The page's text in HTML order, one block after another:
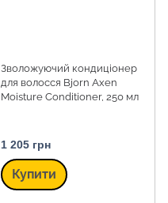
Зволожуючий кондиціонер
для волосся Bjorn Axen
Moisture Conditioner, 250 мл
1 205 грн
Купити